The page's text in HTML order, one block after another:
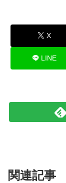
X
LINE
関連記事